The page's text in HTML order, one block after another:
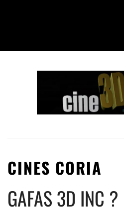
CINES CORIA
GAFAS 3D INC ?